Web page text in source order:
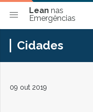
Lean nas
Emergências
Cidades
09 out 2019